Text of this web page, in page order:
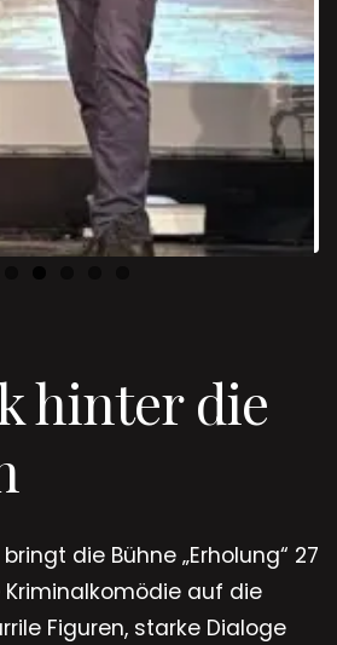
hinter die
bringt die Bühne „Erholung“ 27
auf die
Figuren, starke Dialoge